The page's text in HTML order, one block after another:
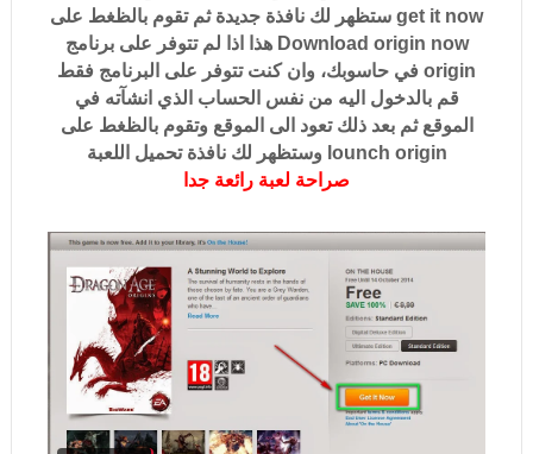
get it now ستظهر لك نافذة جديدة ثم تقوم بالظغط على
Download origin now هذا اذا لم تتوفر على برنامج
origin في حاسوبك، وان كنت تتوفر على البرنامج فقط
قم بالدخول اليه من نفس الحساب الذي انشآته في
الموقع ثم بعد ذلك تعود الى الموقع وتقوم بالظغط على
lounch origin وستظهر لك نافذة تحميل اللعبة
صراحة لعبة رائعة جدا